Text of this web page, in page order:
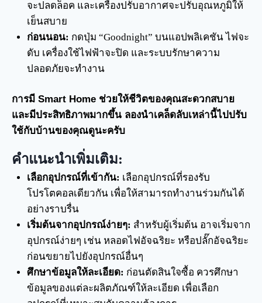
จะปลดล็อค และเครื่องปรับอากาศจะปรับอุณหภูมิให้
เย็นสบาย
ก่อนนอน: กดปุ่ม “Goodnight” บนแอปพลิเคชัน ไฟจะ
ดับ เครื่องใช้ไฟฟ้าจะปิด และระบบรักษาความ
ปลอดภัยจะทำงาน
การมี Smart Home ช่วยให้ชีวิตของคุณสะดวกสบาย
และมีประสิทธิภาพมากขึ้น ลองนำเคล็ดลับเหล่านี้ไปปรับ
ใช้กับบ้านของคุณดูนะครับ
คำแนะนำเพิ่มเติม:
เลือกอุปกรณ์ที่เข้ากัน: เลือกอุปกรณ์ที่รองรับ
โปรโตคอลเดียวกัน เพื่อให้สามารถทำงานร่วมกันได้
อย่างราบรื่น
เริ่มต้นจากอุปกรณ์ง่ายๆ: สำหรับผู้เริ่มต้น อาจเริ่มจาก
อุปกรณ์ง่ายๆ เช่น หลอดไฟอัจฉริยะ หรือปลั๊กอัจฉริยะ
ก่อนขยายไปยังอุปกรณ์อื่นๆ
ศึกษาข้อมูลให้ละเอียด: ก่อนตัดสินใจซื้อ ควรศึกษา
ข้อมูลของแต่ละผลิตภัณฑ์ให้ละเอียด เพื่อเลือก